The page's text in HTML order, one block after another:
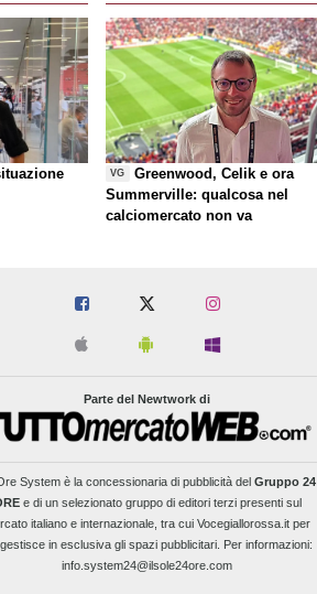
VG
Greenwood, Celik e ora
Summerville: qualcosa nel
calciomercato non va
Parte del Newtwork di
Systemè la concessionaria di pubblicità del Gruppo 24
e di un selezionato gruppo di editori terzi presenti sul
italiano e internazionale, tra cui Vocegiallorossa.it per
in esclusiva gli spazi pubblicitari. Per informazioni:
info.system24@ilsole24ore.com